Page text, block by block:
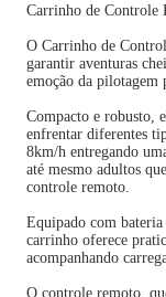
Carrinho de Controle
O Carrinho de
garantir aventuras
emoção da pilotagem
Compacto e robusto,
enfrentar diferentes
8km/h entregando
até mesmo adultos
controle remoto.
Equipado com
carrinho oferece
acompanhando
O controle remoto,